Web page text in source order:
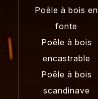
Poêle à bois en
fonte
Poêle à bois
encastrable
Poêle à bois
scandinave